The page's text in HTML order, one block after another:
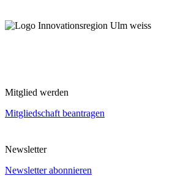
Mitglied werden
Mitgliedschaft beantragen
Newsletter
Newsletter abonnieren